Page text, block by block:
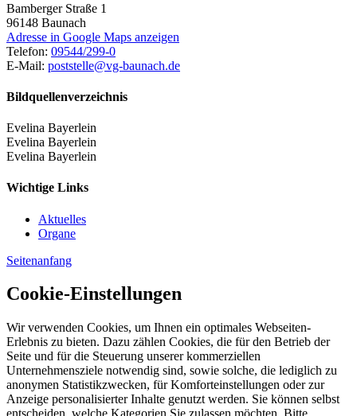
Bamberger Straße 1
96148 Baunach
Adresse in Google Maps anzeigen
Telefon: 09544/299-0
E-Mail: poststelle@vg-baunach.de
Bildquellenverzeichnis
Evelina Bayerlein
Evelina Bayerlein
Evelina Bayerlein
Wichtige Links
Aktuelles
Organe
Seitenanfang
Cookie-Einstellungen
Wir verwenden Cookies, um Ihnen ein optimales Webseiten-
Erlebnis zu bieten. Dazu zählen Cookies, die für den Betrieb der
Seite und für die Steuerung unserer kommerziellen
Unternehmensziele notwendig sind, sowie solche, die lediglich zu
anonymen Statistikzwecken, für Komforteinstellungen oder zur
Anzeige personalisierter Inhalte genutzt werden. Sie können selbst